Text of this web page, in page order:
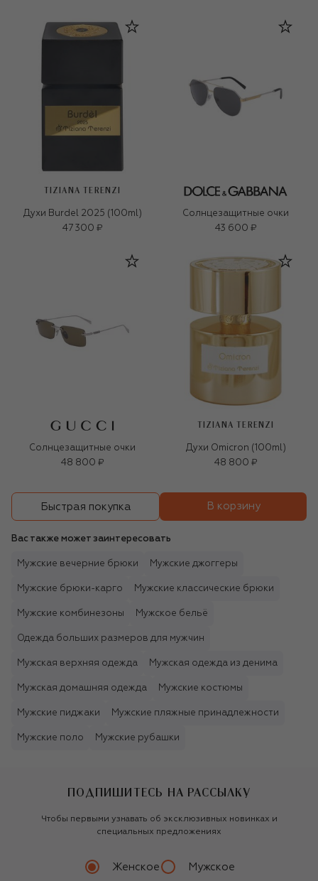
TIZIANA TERENZI
Духи Burdel 2025 (100ml)
47 300 ₽
Солнцезащитные очки
43 600 ₽
Солнцезащитные очки
48 800 ₽
TIZIANA TERENZI
Духи Omicron (100ml)
48 800 ₽
Быстрая покупка В корзину
Вас также может заинтересовать
Мужские вечерние брюки Мужские джоггеры
Мужские брюки-карго Мужские классические брюки
Мужские комбинезоны Мужское бельё
Одежда больших размеров для мужчин
Мужская верхняя одежда Мужская одежда из денима
Мужская домашняя одежда Мужские костюмы
Мужские пиджаки Мужские пляжные принадлежности
Мужские поло Мужские рубашки
ПОДПИШИТЕСЬ НА РАССЫЛКУ
Чтобы первыми узнавать об эксклюзивных новинках и
специальных предложениях
Женское Мужское